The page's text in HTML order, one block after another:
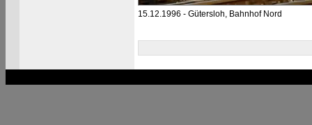
15.12.1996 - Gütersloh, Bahnhof Nord